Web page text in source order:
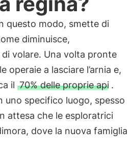
questo modo, smette di
diminuisce,
di volare. Una volta pronte
operaie a lasciare l’arnia e,
il 70% delle proprie api .
uno specifico luogo, spesso
attesa che le esploratrici
dove la nuova famiglia